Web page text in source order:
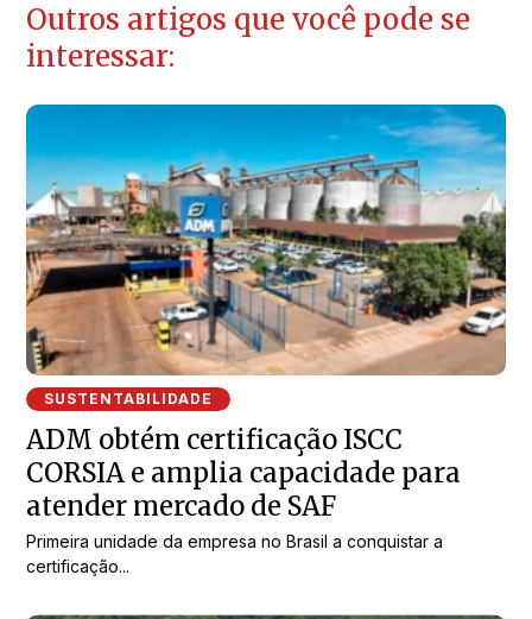
Outros artigos que você pode se
interessar:
SUSTENTABILIDADE
ADM obtém certificação ISCC
CORSIA e amplia capacidade para
atender mercado de SAF
Primeira unidade da empresa no Brasil a conquistar a
certificação...